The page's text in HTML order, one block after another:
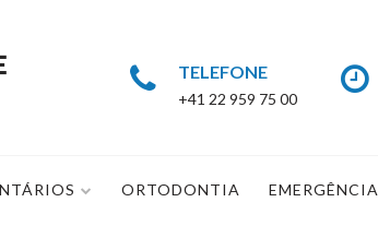
TELEFONE
+41 22 959 75 00
ORTODONTIA EMERGÊNCIA